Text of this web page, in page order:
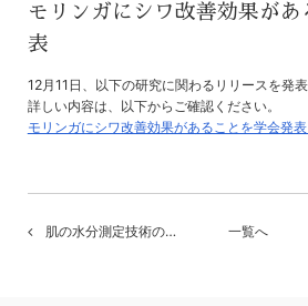
モリンガにシワ改善効果があ
表
12月11日、以下の研究に関わるリリースを発表
詳しい内容は、以下からご確認ください。
モリンガにシワ改善効果があることを学会発
肌の水分測定技術の… 一覧へ